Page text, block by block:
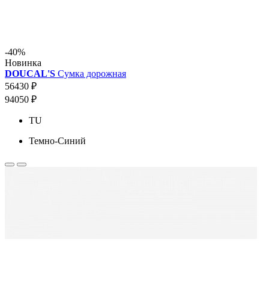
-40%
Новинка
DOUCAL'S Сумка дорожная
56430 ₽
94050 ₽
TU
Темно-Синий